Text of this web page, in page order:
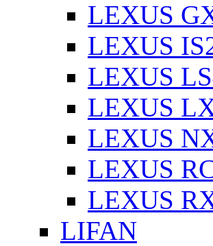
LEXUS
LEXUS
LEXUS
LEXUS
LEXUS
LEXUS
LEXUS
LIFAN